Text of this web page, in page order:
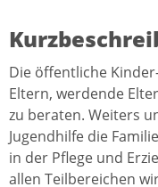
Die öffentliche
Eltern, werdende
zu beraten. Weiters
Jugendhilfe die
in der Pflege und
allen Teilbereichen